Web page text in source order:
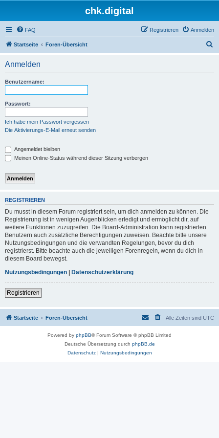
chk.digital
FAQ Anmelden
Registrieren
Startseite Foren-Übersicht
Anmelden
Benutzername:
Passwort:
Ich habe mein Passwort vergessen
Die Aktivierungs-E-Mail erneut senden
Angemeldet bleiben
Meinen Online-Status während dieser Sitzung verbergen
REGISTRIEREN
Du musst in diesem Forum registriert sein, um dich anmelden zu können. Die
Registrierung ist in wenigen Augenblicken erledigt und ermöglicht dir, auf
weitere Funktionen zuzugreifen. Die Board-Administration kann registrierten
Benutzern auch zusätzliche Berechtigungen zuweisen. Beachte bitte unsere
Nutzungsbedingungen und die verwandten Regelungen, bevor du dich
registrierst. Bitte beachte auch die jeweiligen Forenregeln, wenn du dich in
diesem Board bewegst.
Nutzungsbedingungen | Datenschutzerklärung
Registrieren
Startseite Foren-Übersicht Alle Zeiten sind UTC
Powered by phpBB® Forum Software © phpBB Limited
Deutsche Übersetzung durch phpBB.de
Datenschutz| Nutzungsbedingungen